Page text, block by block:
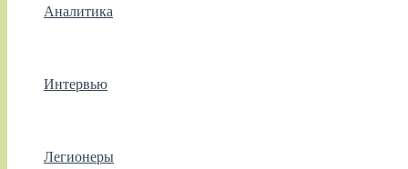
Аналитика
Интервью
Легионеры